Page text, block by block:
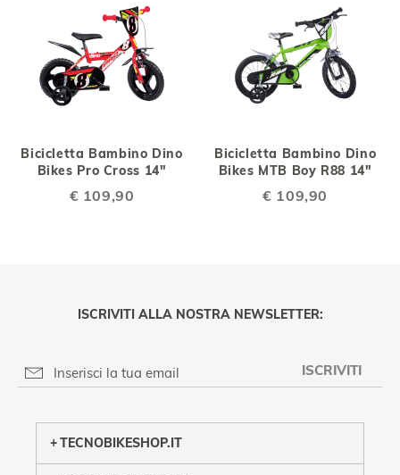
Bicicletta Bambino Dino
Bikes Pro Cross 14"
€ 109,90
Bicicletta Bambino Dino
Bikes MTB Boy R88 14"
€ 109,90
ISCRIVITI ALLA NOSTRA NEWSLETTER:
PRIVACY POLICY
ISCRIVITI
TECNOBIKESHOP.IT